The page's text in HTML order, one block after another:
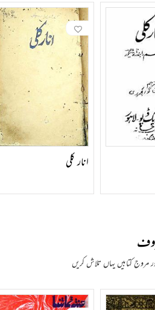
لیتی ہے۔
کا خطاب دیا، مگر جلیانوالہ باغ کے سانحے کے
کی۔ انھوں نے تقریباً تین ہزار گیت لکھے، بے شمار
کہا جاتا ہے۔
کیا، اور کتابوں کی رائلٹی سے بھی آمدنی حاصل کی۔ اس قربانی اور استقامت
انار كلی
مروج کتابیں یہاں تلاش کریں